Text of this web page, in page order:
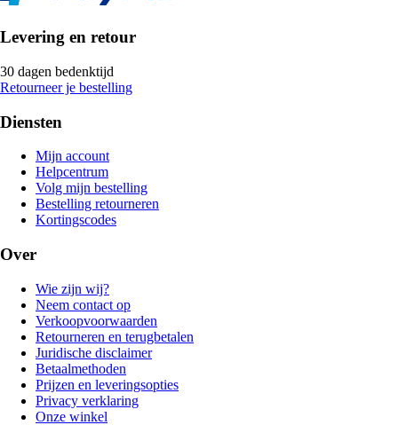
Levering en retour
30 dagen bedenktijd
Retourneer je bestelling
Diensten
Mijn account
Helpcentrum
Volg mijn bestelling
Bestelling retourneren
Kortingscodes
Over
Wie zijn wij?
Neem contact op
Verkoopvoorwaarden
Retourneren en terugbetalen
Juridische disclaimer
Betaalmethoden
Prijzen en leveringsopties
Privacy verklaring
Onze winkel